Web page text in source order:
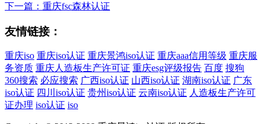
下一篇：重庆fsc森林认证
友情链接：
重庆iso 重庆iso认证 重庆景鸿iso认证 重庆aaa信用等级 重庆服
务资质 重庆人造板生产许可证 重庆esg评级报告 百度 搜狗
360搜索 必应搜索 广西iso认证 山西iso认证 湖南iso认证 广东
iso认证 四川iso认证 贵州iso认证 云南iso认证 人造板生产许可
证办理 iso认证 iso